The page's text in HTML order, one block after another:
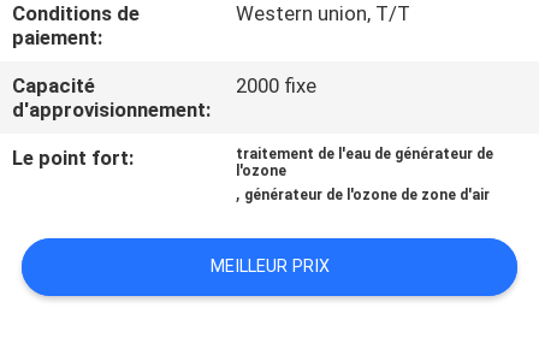
CONTRÔLE
QUALITÉ
CONTACTEZ-
NOUVELLES
Conditions de
paiement:
Western union, T/T
Capacité
d'approvisionnement:
2000 fixe
Le point fort:
traitement de l'eau de générateur de
l'ozone
, générateur de l'ozone de zone d'air
MEILLEUR PRIX